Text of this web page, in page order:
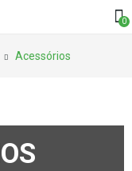
0
Acessórios